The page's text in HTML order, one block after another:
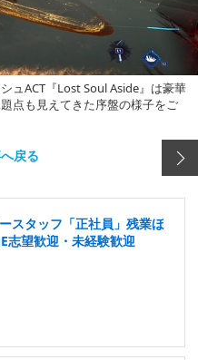
ュACT『Lost Soul Aside』は豪華
点も見えてきた序盤の様子をご
戻る
スタッフ「正社員」残業ほ
志望歓迎・未経験歓迎